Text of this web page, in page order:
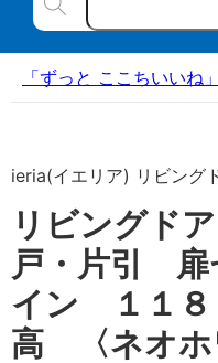
「ずっと ここちいい
ieria(イエリア) リビング
リビングド
戸・片引
イン １１８
高 〈ネオ